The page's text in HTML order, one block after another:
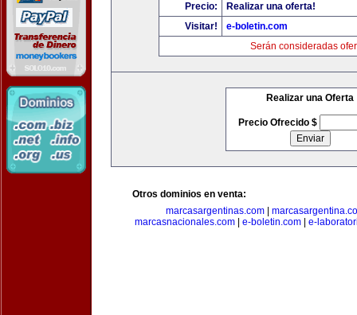
Precio:
Realizar una oferta!
Visitar!
e-boletin.com
Serán consideradas
Realizar una Oferta
Precio Ofrecido $
Otros dominios en venta:
marcasargentinas.com
marcasnacionales.com| e-boletin.com| e-